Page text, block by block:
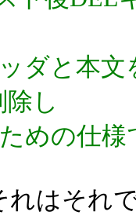
ダと本文
し
めの仕様
れはそれ